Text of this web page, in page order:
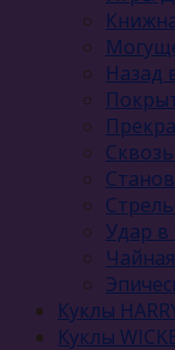
Назад
Удар в
Куклы
Куклы